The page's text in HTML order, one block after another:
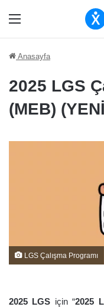
Menü
Anasayfa
2025 LGS
(MEB)
LGS Çalışma Programı
2025 LGS için “2025